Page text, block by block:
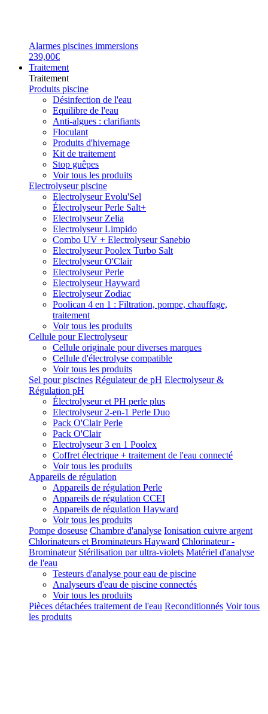
Alarmes piscines immersions
239,00€
Traitement
Traitement
Produits piscine
Désinfection de l'eau
Equilibre de l'eau
Anti-algues : clarifiants
Floculant
Produits d'hivernage
Kit de traitement
Stop guêpes
Voir tous les produits
Electrolyseur piscine
Electrolyseur Evolu'Sel
Électrolyseur Perle Salt+
Electrolyseur Zelia
Electrolyseur Limpido
Combo UV + Electrolyseur Sanebio
Electrolyseur Poolex Turbo Salt
Electrolyseur O'Clair
Electrolyseur Perle
Electrolyseur Hayward
Electrolyseur Zodiac
Poolican 4 en 1 : Filtration, pompe, chauffage,
traitement
Voir tous les produits
Cellule pour Electrolyseur
Cellule originale pour diverses marques
Cellule d'électrolyse compatible
Voir tous les produits
Sel pour piscines Régulateur de pH Electrolyseur &
Régulation pH
Électrolyseur et PH perle plus
Electrolyseur 2-en-1 Perle Duo
Pack O'Clair Perle
Pack O'Clair
Electrolyseur 3 en 1 Poolex
Coffret électrique + traitement de l'eau connecté
Voir tous les produits
Appareils de régulation
Appareils de régulation Perle
Appareils de régulation CCEI
Appareils de régulation Hayward
Voir tous les produits
Pompe doseuse Chambre d'analyse Ionisation cuivre argent
Chlorinateurs et Brominateurs Hayward Chlorinateur -
Brominateur Stérilisation par ultra-violets Matériel d'analyse
de l'eau
Testeurs d'analyse pour eau de piscine
Analyseurs d'eau de piscine connectés
Voir tous les produits
Pièces détachées traitement de l'eau Reconditionnés Voir tous
les produits